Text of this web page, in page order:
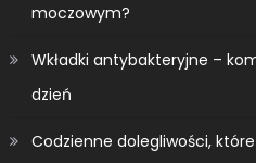
moczowym?
Wkładki antybakteryjne –
dzień
Codzienne dolegliwości,